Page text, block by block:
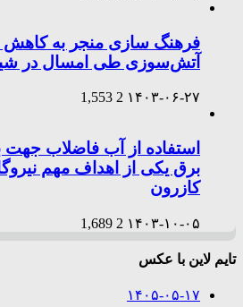
آتش‌سوزی طی امسال در
۱۴۰۳-۰۶-۲۷ 2
1,553
استفاده از آب فاضلاب جهت
برق یکی از اهداف مهم
کازرون
۱۴۰۳-۱۰-۰۵ 2
1,689
تایم لاین با عکس
۱۴۰۵-۰۵-۱۷